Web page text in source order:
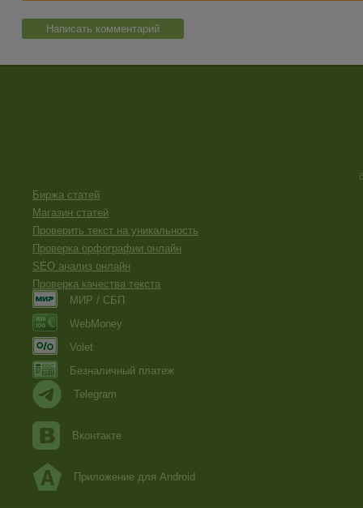
Написать комментарий
Биржа статей
Магазин статей
Проверить текст на уникальность
Проверка орфографии онлайн
SEO анализ онлайн
Проверка качества текста
МИР / СБП
WebMoney
Volet
Безналичный платеж
Telegram
Вконтакте
Приложение для Android